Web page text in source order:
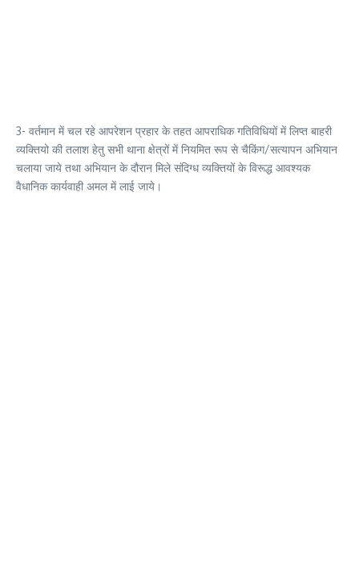
3- वर्तमान में चल रहे आपरेशन प्रहार के तहत आपराधिक गतिविधियों में लिप्त बाहरी
व्यक्तियो की तलाश हेतु सभी थाना क्षेत्रों में नियमित रूप से चैकिंग/सत्यापन अभियान
चलाया जाये तथा अभियान के दौरान मिले संदिग्ध व्यक्तियों के विरूद्ध आवश्यक
वैधानिक कार्यवाही अमल में लाई जाये।